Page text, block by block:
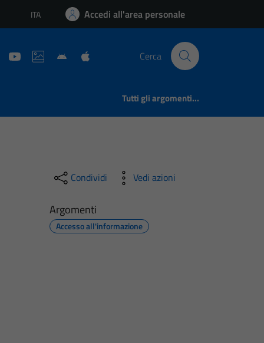
Lingua attiva:
ITA Accedi all'area personale
Cerca
Tutti gli argomenti...
Condividi Vedi azioni
Argomenti
Accesso all'informazione